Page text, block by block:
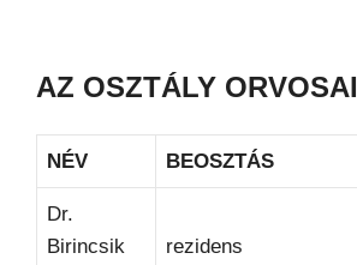
AZ OSZTÁLY ORVOSAI
NÉV BEOSZTÁS
Dr.
Birincsik
rezidens